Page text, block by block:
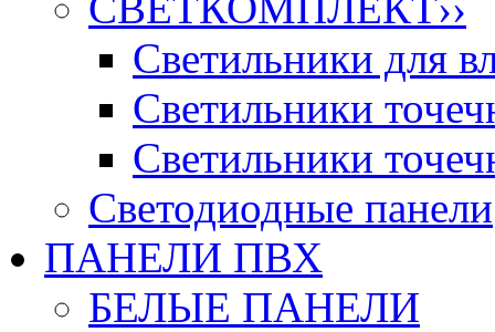
Светильники для
Светильники
Светильники
Светодиодные панели
ПАНЕЛИ ПВХ
БЕЛЫЕ ПАНЕЛИ